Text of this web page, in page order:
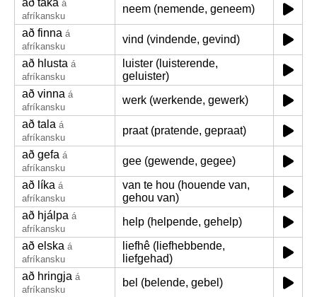
að taka á
afríkansku
neem (nemende, geneem)
að finna á
afríkansku
vind (vindende, gevind)
að hlusta á
afríkansku
luister (luisterende,
geluister)
að vinna á
afríkansku
werk (werkende, gewerk)
að tala á
afríkansku
praat (pratende, gepraat)
að gefa á
afríkansku
gee (gewende, gegee)
að líka á
afríkansku
van te hou (houende van,
gehou van)
að hjálpa á
afríkansku
help (helpende, gehelp)
að elska á
afríkansku
liefhê (liefhebbende,
liefgehad)
að hringja á
afríkansku
bel (belende, gebel)